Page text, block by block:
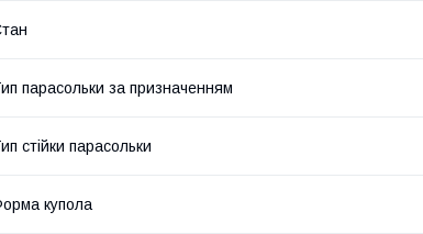
парасольки за призначенням
стійки парасольки
купола